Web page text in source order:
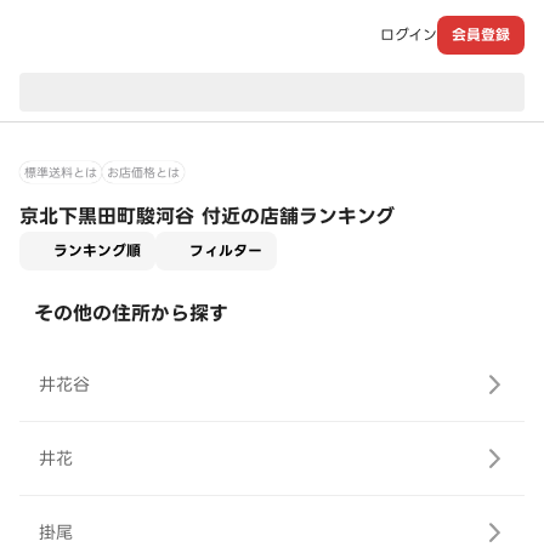
ログイン 会員登録
標準送料とは お店価格とは
京北下黒田町駿河谷 付近の店舗ランキング
ランキング順 フィルター
その他の住所から探す
井花谷
井花
掛尾